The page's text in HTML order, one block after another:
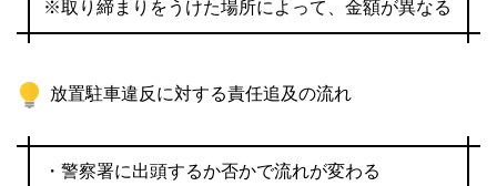
※取り締まりをうけた場所によって、金額が異なる
放置駐車違反に対する責任追及の流れ
・警察署に出頭するか否かで流れが変わる